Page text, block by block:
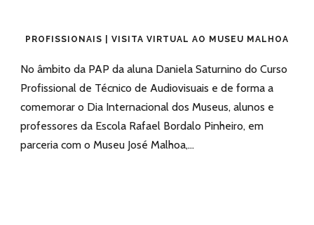
PROFISSIONAIS | VISITA VIRTUAL AO MUSEU MALHOA
No âmbito da PAP da aluna Daniela Saturnino do Curso
Profissional de Técnico de Audiovisuais e de forma a
comemorar o Dia Internacional dos Museus, alunos e
professores da Escola Rafael Bordalo Pinheiro, em
parceria com o Museu José Malhoa,...